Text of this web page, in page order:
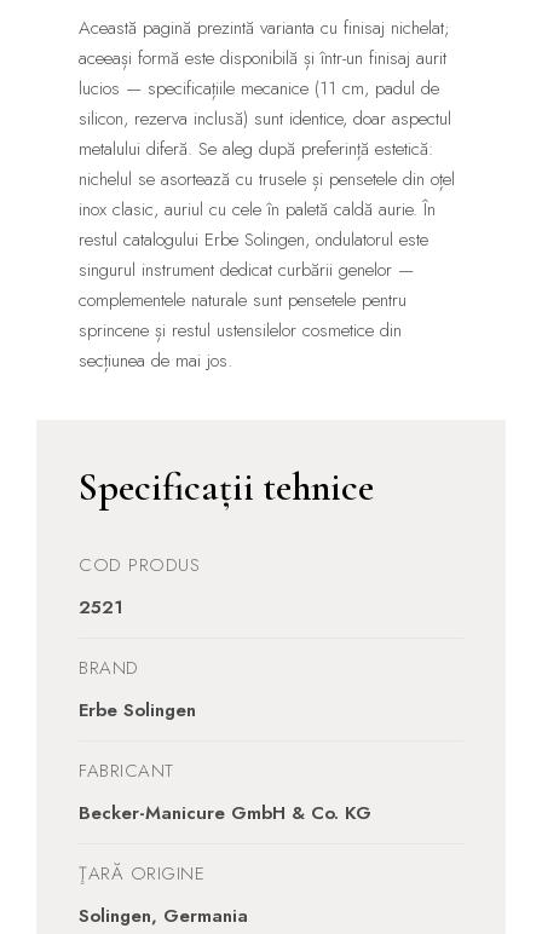
Această pagină prezintă varianta cu finisaj nichelat;
aceeași formă este disponibilă și într-un finisaj aurit
lucios — specificațiile mecanice (11 cm, padul de
silicon, rezerva inclusă) sunt identice, doar aspectul
metalului diferă. Se aleg după preferință estetică:
nichelul se asortează cu trusele și pensetele din oțel
inox clasic, auriul cu cele în paletă caldă aurie. În
restul catalogului Erbe Solingen, ondulatorul este
singurul instrument dedicat curbării genelor —
complementele naturale sunt pensetele pentru
sprincene și restul ustensilelor cosmetice din
secțiunea de mai jos.
Specificații tehnice
COD PRODUS
2521
BRAND
Erbe Solingen
FABRICANT
Becker-Manicure GmbH & Co. KG
ŢARĂ ORIGINE
Solingen, Germania